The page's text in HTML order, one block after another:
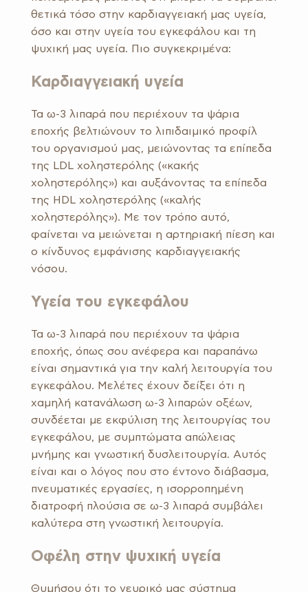
θετικά τόσο στην καρδιαγγειακή μας υγεία,
όσο και στην υγεία του εγκεφάλου και τη
ψυχική μας υγεία. Πιο συγκεκριμένα:
Καρδιαγγειακή υγεία
Τα ω-3 λιπαρά που περιέχουν τα ψάρια
εποχής βελτιώνουν το λιπιδαιμικό προφίλ
του οργανισμού μας, μειώνοντας τα επίπεδα
της LDL χοληστερόλης («κακής
χοληστερόλης») και αυξάνοντας τα επίπεδα
της HDL χοληστερόλης («καλής
χοληστερόλης»). Με τον τρόπο αυτό,
φαίνεται να μειώνεται η αρτηριακή πίεση και
ο κίνδυνος εμφάνισης καρδιαγγειακής
νόσου.
Υγεία του εγκεφάλου
Τα ω-3 λιπαρά που περιέχουν τα ψάρια
εποχής, όπως σου ανέφερα και παραπάνω
είναι σημαντικά για την καλή λειτουργία του
εγκεφάλου. Μελέτες έχουν δείξει ότι η
χαμηλή κατανάλωση ω-3 λιπαρών οξέων,
συνδέεται με εκφύλιση της λειτουργίας του
εγκεφάλου, με συμπτώματα απώλειας
μνήμης και γνωστική δυσλειτουργία. Αυτός
είναι και ο λόγος που στο έντονο διάβασμα,
πνευματικές εργασίες, η ισορροπημένη
διατροφή πλούσια σε ω-3 λιπαρά συμβάλει
καλύτερα στη γνωστική λειτουργία.
Οφέλη στην ψυχική υγεία
Θυμήσου ότι το νευρικό μας σύστημα